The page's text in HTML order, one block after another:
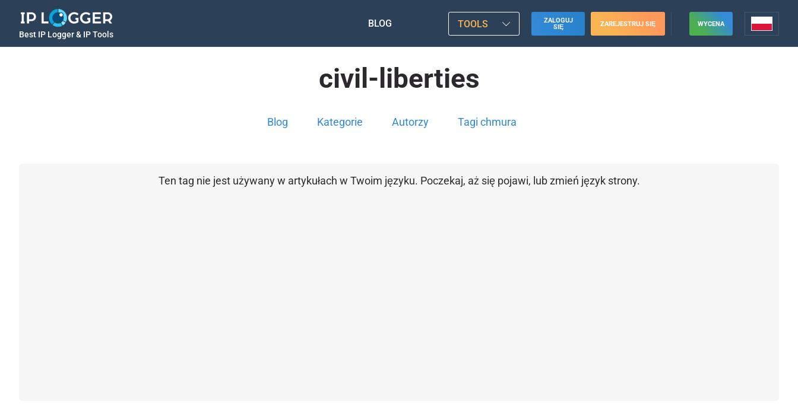
Best IP Logger & IP Tools
BLOG TOOLS
ZALOGUJ
SIĘ
ZAREJESTRUJ SIĘ WYCENA
civil-liberties
Blog Kategorie Autorzy Tagi chmura